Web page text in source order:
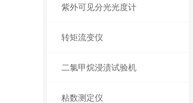
紫外可见分光光度计
转矩流变仪
二氯甲烷浸渍试验机
粘数测定仪